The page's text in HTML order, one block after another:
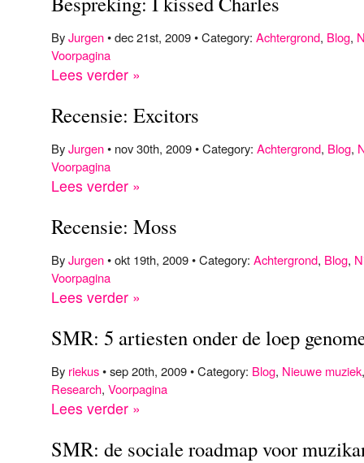
ByJurgen• dec 21st, 2009 • Category: Achtergrond, Blog,
Voorpagina
Lees verder »
Recensie: Excitors
ByJurgen• nov 30th, 2009 • Category: Achtergrond, Blog,
Voorpagina
Lees verder »
Recensie: Moss
ByJurgen• okt 19th, 2009 • Category: Achtergrond, Blog,
Voorpagina
Lees verder »
SMR: 5 artiesten onder de loep
By riekus• sep 20th, 2009 • Category: Blog, Nieuwe muziek
Research, Voorpagina
Lees verder »
SMR: de sociale roadmap voor